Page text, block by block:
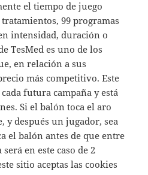
el tiempo de juego
99 programas
intensidad, duración o
TesMed es uno de los
en relación a sus
más competitivo. Este
futura campaña y está
Si el balón toca el aro
después un jugador, sea
el balón antes de que entre
en este caso de 2
sitio aceptas las cookies